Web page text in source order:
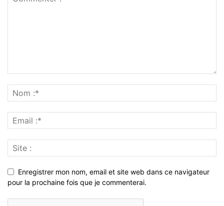
Enregistrer mon nom, email et site web dans ce navigateur
pour la prochaine fois que je commenterai.